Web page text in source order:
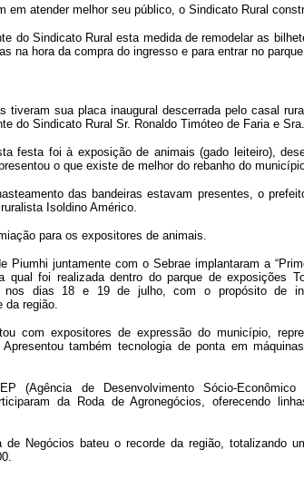
em atender melhor seu público, o Sindicato Rural
do Sindicato Rural esta medida de remodelar as
na hora da compra do ingresso e para entrar no
tiveram sua placa inaugural descerrada pelo casal
do Sindicato Rural Sr. Ronaldo Timóteo de Faria e
festa foi à exposição de animais (gado leiteiro),
o que existe de melhor do rebanho do
das bandeiras estavam presentes, o
Isoldino Américo.
para os expositores de animais.
Piumhi juntamente com o Sebrae implantaram a
qual foi realizada dentro do parque de exposições
nos dias 18 e 19 de julho, com o propósito de
da região.
com expositores de expressão do município,
também tecnologia de ponta em
(Agência de Desenvolvimento Sócio-Econômico
da Roda de Agronegócios, oferecendo
de Negócios bateu o recorde da região, totalizando